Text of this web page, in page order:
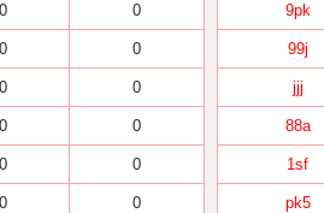
0 0
0 0
0 0
0 0
0 0
0 0
9pk
99j
jjj
88a
1sf
pk5